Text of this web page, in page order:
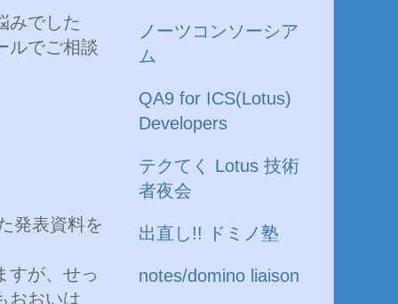
みでした
ルでご相談
発表資料を
すが、せっ
おおいは
ノーツコンソーシア
ム
QA9 for ICS(Lotus)
Developers
テクてく Lotus 技術
者夜会
出直し!! ドミノ塾
notes/domino liaison